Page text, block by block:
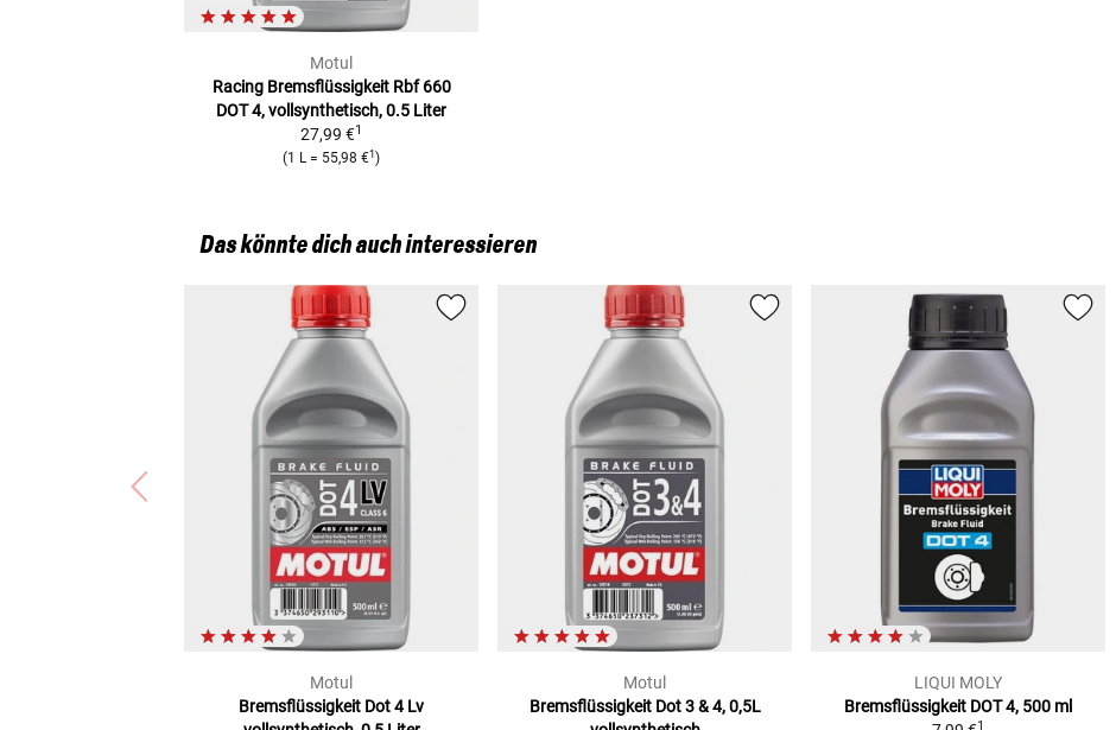
Motul
Racing Bremsflüssigkeit Rbf 660
DOT 4, vollsynthetisch, 0.5 Liter
27,99 €1
(1 L= 55,98 €1 )
Das könnte dich auch interessieren
Motul
Bremsflüssigkeit Dot 4 Lv
Motul
Bremsflüssigkeit Dot 3 & 4, 0,5L
LIQUI MOLY
Bremsflüssigkeit DOT 4, 500 ml
1